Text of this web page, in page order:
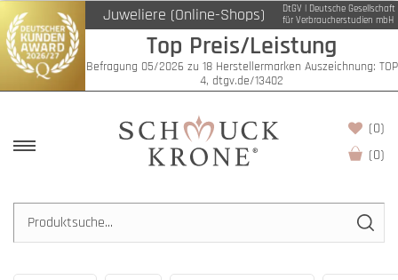
Juweliere (Online-Shops)
DtGV | Deutsche Gesellschaft
für Verbraucherstudien mbH
Top Preis/Leistung
Befragung 05/2026 zu 18 Herstellermarken Auszeichnung: TOP
4, dtgv.de/13402
(0)
(0)